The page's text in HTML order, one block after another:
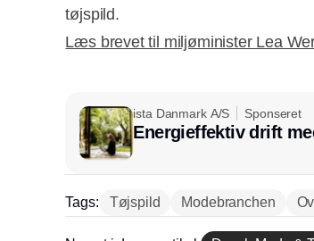
tøjspild.
Læs brevet til miljøminister Lea
ista Danmark A/S Sponseret
Energieffektiv drift
Tags: Tøjspild Modebranchen